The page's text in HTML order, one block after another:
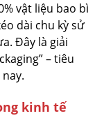
vật liệu bao bì
dài chu kỳ sử
Đây là giải
– tiêu
kinh tế